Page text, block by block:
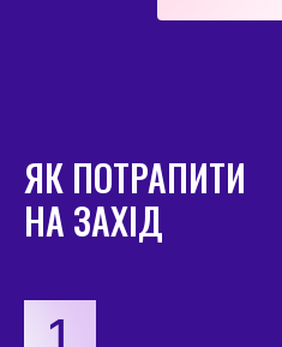
ЯК ПОТРАПИТИ
НА ЗАХІД